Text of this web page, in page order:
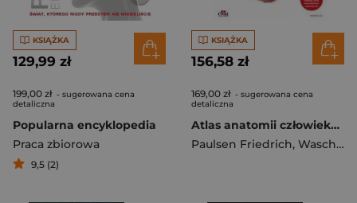
KSIĄŻKA
129,99 zł
199,00 zł - sugerowana cena
detaliczna
Popularna encyklopedia
Praca zbiorowa
9,5 (2)
KSIĄŻKA
156,58 zł
169,00 zł - sugerowana cena
detaliczna
Atlas anatomii człowieka Sobotta. Angielskie miano
Paulsen Friedrich, Waschke Jens